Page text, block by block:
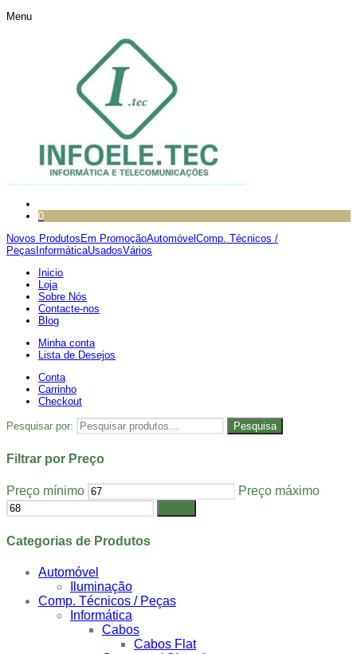
Menu
0
Novos Produtos Em PromoçãoAutomóvel Comp. Técnicos /
Peças InformáticaUsadosVários
Inicio
Loja
Sobre Nós
Contacte-nos
Blog
Minha conta
Lista de Desejos
Conta
Carrinho
Checkout
Pesquisar por: Pesquisa
Filtrar por Preço
Preço mínimo Preço máximo
Categorias de Produtos
Automóvel
Iluminação
Comp. Técnicos / Peças
Informática
Cabos
Cabos Flat